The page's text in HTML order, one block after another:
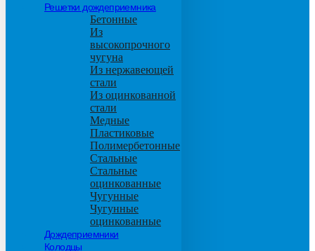
Решетки дождеприемника
Бетонные
Из
высокопрочного
чугуна
Из нержавеющей
стали
Из оцинкованной
стали
Медные
Пластиковые
Полимербетонные
Стальные
Стальные
оцинкованные
Чугунные
Чугунные
оцинкованные
Дождеприемники
Колодцы